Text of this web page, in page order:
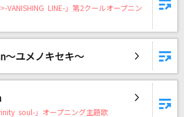
VANISHING LINE-」第2クールオープニン
ユメノキセキ～
soul-」オープニング主題歌